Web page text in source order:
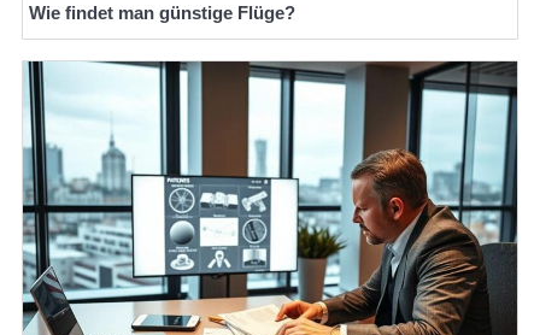
Wie findet man günstige Flüge?